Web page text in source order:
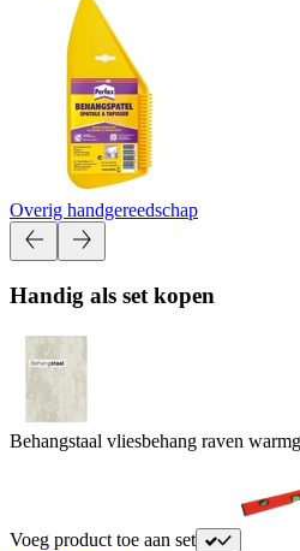
Overig handgereedschap
Handig als set kopen
Behangstaal vliesbehang raven
Voeg product toe aan set